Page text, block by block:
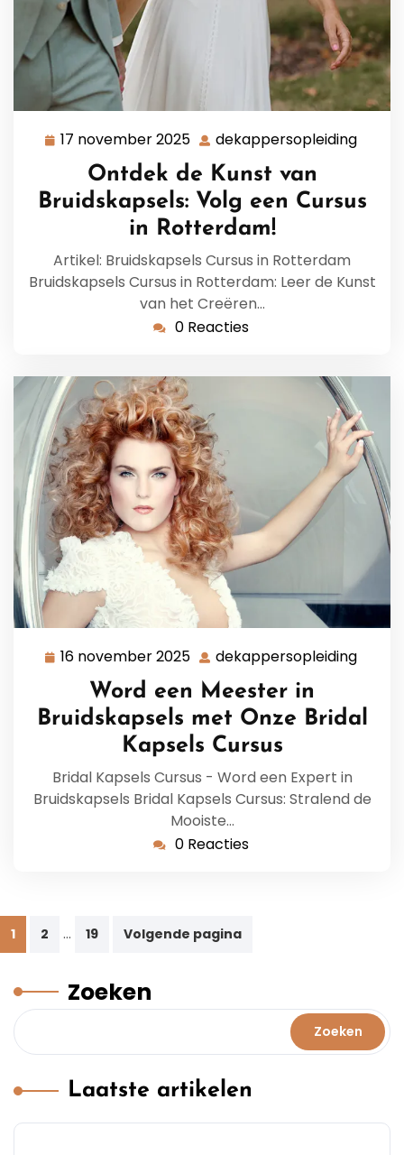
17 november 2025 17
november
2025
dekappersopleiding
Ontdek de Kunst van
Bruidskapsels: Volg een Cursus
in Rotterdam!
Artikel: Bruidskapsels Cursus in Rotterdam
Bruidskapsels Cursus in Rotterdam: Leer de Kunst
van het Creëren…
0 Reacties
16 november 2025 16
november
2025
dekappersopleiding
Word een Meester in
Bruidskapsels met Onze Bridal
Kapsels Cursus
Bridal Kapsels Cursus - Word een Expert in
Bruidskapsels Bridal Kapsels Cursus: Stralend de
Mooiste…
0 Reacties
Berichtnavigatie
1 2 … 19 Volgende pagina
Zoeken
Zoeken
Laatste artikelen